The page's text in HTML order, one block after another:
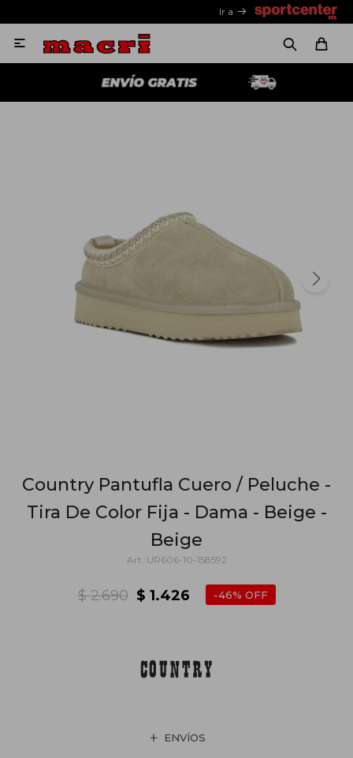
Ir a

Country Pantufla Cuero / Peluche -
Tira De Color Fija - Dama - Beige -
Beige
UR606-10-158592
$ 1.426
$ 2.690 46
ENVÍOS